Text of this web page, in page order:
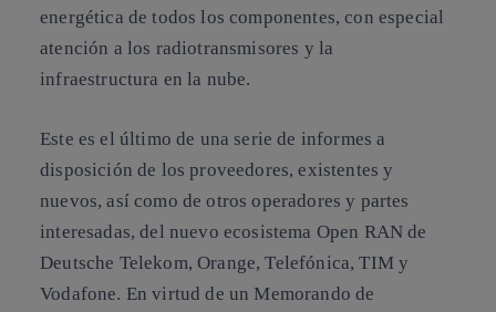
energética de todos los componentes, con especial
atención a los radiotransmisores y la
infraestructura en la nube.
Este es el último de una serie de informes a
disposición de los proveedores, existentes y
nuevos, así como de otros operadores y partes
interesadas, del nuevo ecosistema Open RAN de
Deutsche Telekom, Orange, Telefónica, TIM y
Vodafone. En virtud de un Memorando de